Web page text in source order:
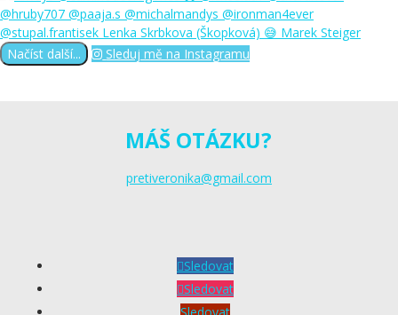
Načíst další... Sleduj mě na Instagramu
MÁŠ OTÁZKU?
pretiveronika@gmail.com
Sledovat
Sledovat